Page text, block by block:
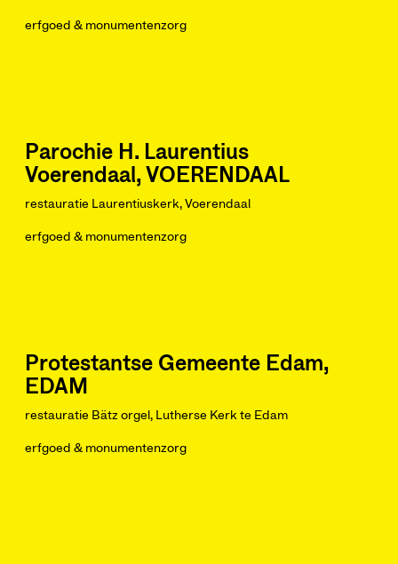
erfgoed & monumentenzorg
Parochie H. Laurentius
Voerendaal, VOERENDAAL
restauratie Laurentiuskerk, Voerendaal
erfgoed & monumentenzorg
Protestantse Gemeente Edam,
EDAM
restauratie Bätz orgel, Lutherse Kerk te Edam
erfgoed & monumentenzorg